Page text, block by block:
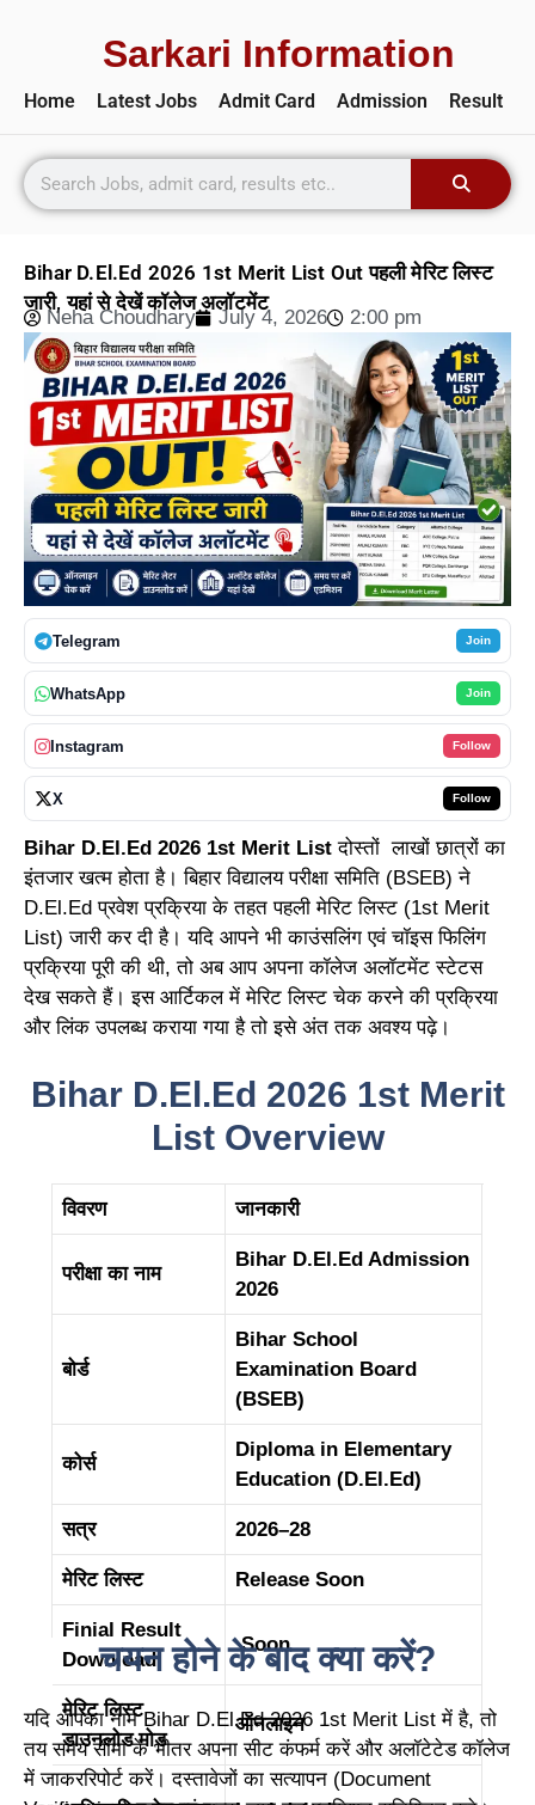
Sarkari Information
Home Latest Jobs Admit Card Admission Result
Bihar D.El.Ed 2026 1st Merit List Out पहली मेरिट लिस्ट
जारी, यहां से देखें कॉलेज अलॉटमेंट
Neha Choudhary July 4, 2026 2:00 pm
Telegram Join
WhatsApp Join
Instagram Follow
X Follow
Bihar D.El.Ed 2026 1st Merit List दोस्तों लाखों छात्रों का
इंतजार खत्म होता है। बिहार विद्यालय परीक्षा समिति (BSEB) ने
D.El.Ed प्रवेश प्रक्रिया के तहत पहली मेरिट लिस्ट (1st Merit
List) जारी कर दी है। यदि आपने भी काउंसलिंग एवं चॉइस फिलिंग
प्रक्रिया पूरी की थी, तो अब आप अपना कॉलेज अलॉटमेंट स्टेटस
देख सकते हैं। इस आर्टिकल में मेरिट लिस्ट चेक करने की प्रक्रिया
और लिंक उपलब्ध कराया गया है तो इसे अंत तक अवश्य पढ़े।
Bihar D.El.Ed 2026 1st Merit
List Overview
विवरण जानकारी
परीक्षा का नाम
Bihar D.El.Ed Admission
2026
बोर्ड
Bihar School
Examination Board
(BSEB)
कोर्स
Diploma in Elementary
Education (D.El.Ed)
सत्र 2026–28
मेरिट लिस्ट Release Soon
Finial Result
Download
Soon
मेरिट लिस्ट
डाउनलोड मोड
ऑनलाइन
चयन होने के बाद क्या करें?
यदि आपका नाम Bihar D.El.Ed 2026 1st Merit List में है, तो
तय समय सीमा के भीतर अपना सीट कंफर्म करें और अलॉटेटेड कॉलेज
में जाकररिपोर्ट करें। दस्तावेजों का सत्यापन (Document